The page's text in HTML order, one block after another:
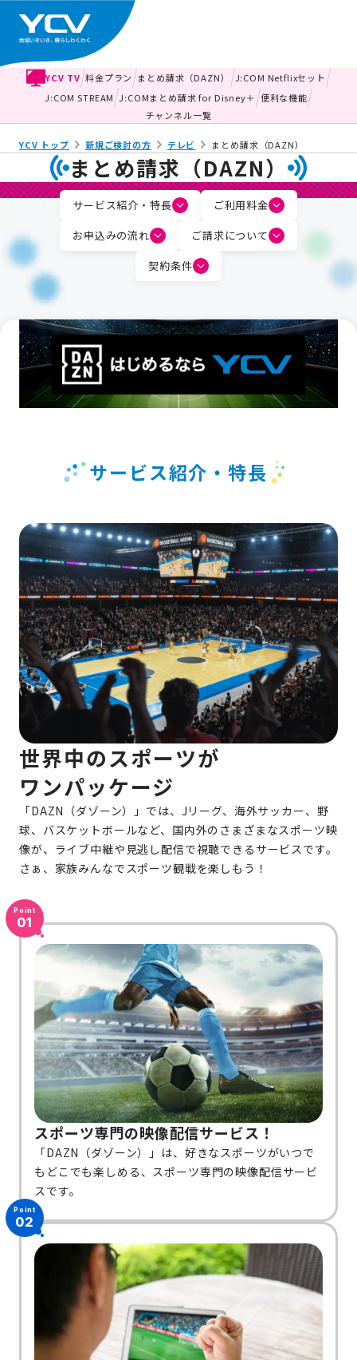
YCV TV 料金プラン まとめ請求（DAZN）
J:COM Netflixセット
J:COM STREAM J:COMまとめ請求 for Disney＋
便利な機能
チャンネル一覧
YCV トップ 新規ご検討の方 テレビ まとめ請求（DAZN）
まとめ請求（DAZN）
サービス紹介・特長
ご利用料金
お申込みの流れ
ご請求について
契約条件
サービス紹介・特長
世界中のスポーツが
ワンパッケージ
「DAZN（ダゾーン）」では、Jリーグ、海外サッカー、野
球、バスケットボールなど、国内外のさまざまなスポーツ映
像が、ライブ中継や見逃し配信で視聴できるサービスです。
さぁ、家族みんなでスポーツ観戦を楽しもう！
Point
01
スポーツ専門の映像配信サービス！
「DAZN（ダゾーン）」は、好きなスポーツがいつで
もどこでも楽しめる、スポーツ専門の映像配信サービ
スです。
Point
02